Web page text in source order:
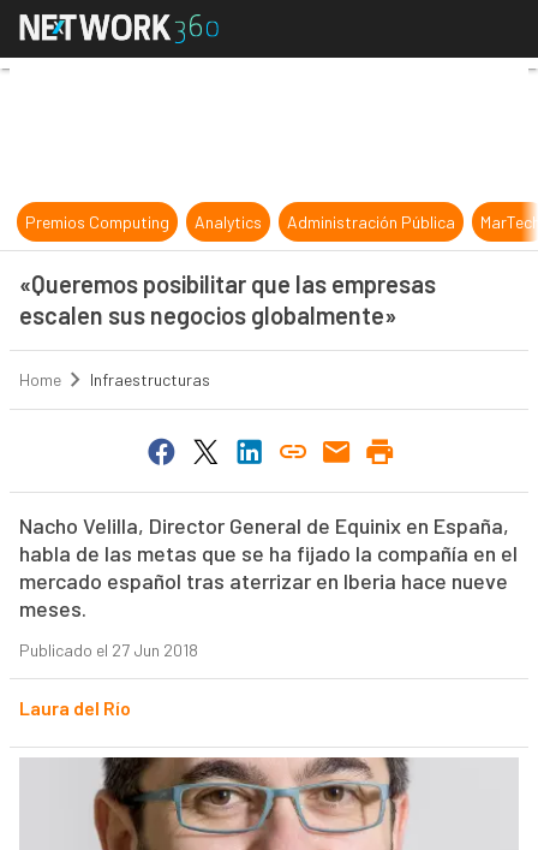
«Queremos posibilitar que las
Premios Computing Analytics Administración Pública
«Queremos posibilitar que las empresas
escalen sus negocios globalmente»
Home Infraestructuras
Nacho Velilla, Director General de Equinix en España,
habla de las metas que se ha fijado la compañía en el
mercado español tras aterrizar en Iberia hace nueve
meses.
Publicado el 27 Jun 2018
Laura del Río